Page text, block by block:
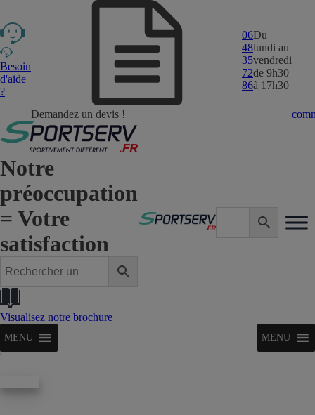
Besoin
d'aide
?
Demandez un devis !
06
48
35
72
86
Du
lundi au
vendredi
de 9h30
à 17h30
Notre
préoccupation
= Votre
satisfaction
Visualisez notre brochure
MENU MENU